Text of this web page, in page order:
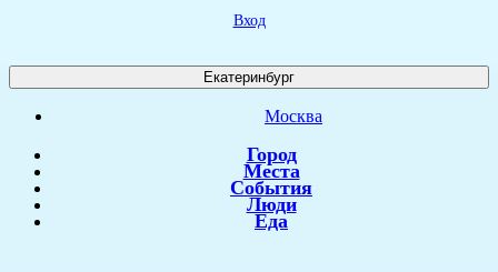
Вход
Екатеринбург
Москва
Город
Места
События
Люди
Еда